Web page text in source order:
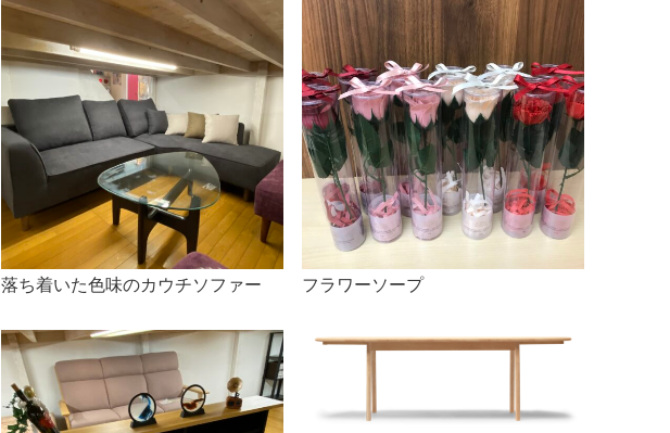
落ち着いた色味のカウチソファー
フラワーソープ